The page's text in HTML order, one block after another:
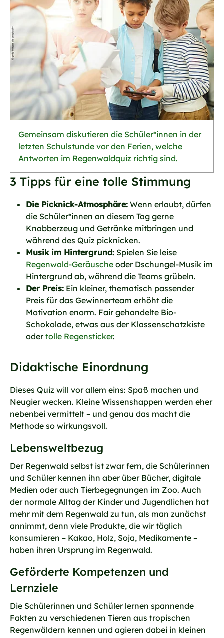
Gemeinsam diskutieren die Schüler*innen in der
letzten Schulstunde vor den Ferien, welche
Antworten im Regenwaldquiz richtig sind.
3 Tipps für eine tolle Stimmung
Die Picknick-Atmosphäre: Wenn erlaubt, dürfen
die Schüler*innen an diesem Tag gerne
Knabberzeug und Getränke mitbringen und
während des Quiz picknicken.
Musik im Hintergrund: Spielen Sie leise
Regenwald-Geräusche oder Dschungel-Musik im
Hintergrund ab, während die Teams grübeln.
Der Preis: Ein kleiner, thematisch passender
Preis für das Gewinnerteam erhöht die
Motivation enorm. Fair gehandelte Bio-
Schokolade, etwas aus der Klassenschatzkiste
odertolle Regensticker.
Didaktische Einordnung
Dieses Quiz will vor allem eins: Spaß machen und
Neugier wecken. Kleine Wissenshappen werden eher
nebenbei vermittelt – und genau das macht die
Methode so wirkungsvoll.
Lebensweltbezug
Der Regenwald selbst ist zwar fern, die Schülerinnen
und Schüler kennen ihn aber über Bücher, digitale
Medien oder auch Tierbegegnungen im Zoo. Auch
der normale Alltag der Kinder und Jugendlichen hat
mehr mit dem Regenwald zu tun, als man zunächst
annimmt, denn viele Produkte, die wir täglich
konsumieren – Kakao, Holz, Soja, Medikamente –
haben ihren Ursprung im Regenwald.
Geförderte Kompetenzen und
Lernziele
Die Schülerinnen und Schüler lernen spannende
Fakten zu verschiedenen Tieren aus tropischen
Regenwäldern kennen und agieren dabei in kleinen